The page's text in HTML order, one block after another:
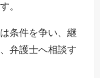
。
条件を争い、継
弁護士へ相談す